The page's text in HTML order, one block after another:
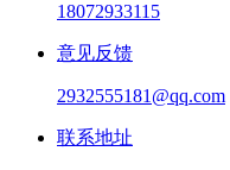
18072933115
意见反馈
2932555181@qq.com
联系地址